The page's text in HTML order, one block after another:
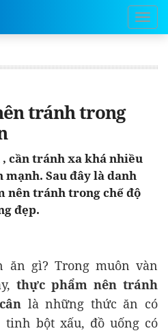
tránh trong
cần tránh xa khá nhiều
Sau đây là danh
nên tránh trong chế độ
đẹp.
ăn gì? Trong muôn vàn
thực phẩm nên tránh
là những thức ăn có
tinh bột xấu, đồ uống có